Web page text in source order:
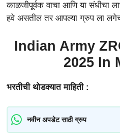
काळजीपूर्वक वाचा आणि या
हवे असतील तर आपल्या ग्रुप ला लगेच
Indian Army
2025 In
भरतीची थोडक्यात माहिती :
नवीन अपडेट साठी ग्रुप